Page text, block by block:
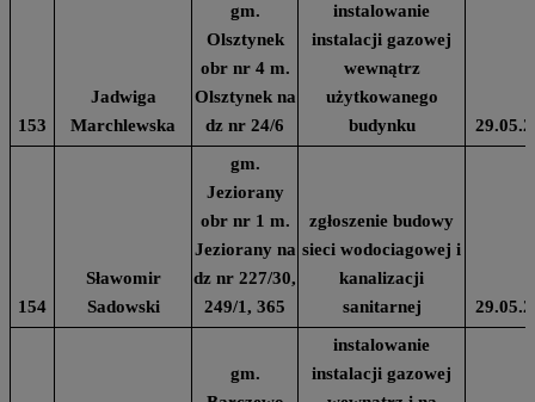
153
Jadwiga
Marchlewska
gm.
Olsztynek
obr nr 4 m.
Olsztynek na
dz nr 24/6
instalowanie
instalacji gazowej
wewnątrz
użytkowanego
budynku
154
Sławomir
Sadowski
gm.
Jeziorany
obr nr 1 m.
Jeziorany na
dz nr 227/30,
249/1, 365
zgłoszenie budowy
sieci wodociagowej i
kanalizacji
sanitarnej
gm.
instalowanie
instalacji gazowej